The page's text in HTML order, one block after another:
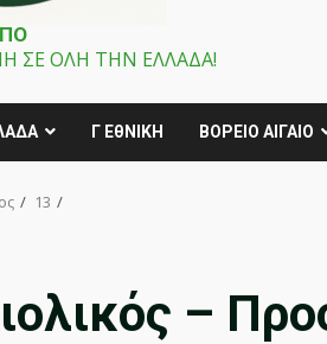
ΣΕ ΟΛΗ ΤΗΝ ΕΛΛΑΔΑ!
Γ ΕθΝΙΚΗ ΒΟΡΕΙΟ ΑΙΓΑΙΟ
13
–